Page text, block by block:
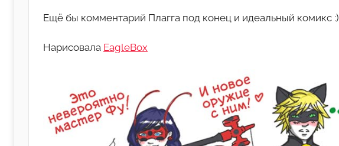
р
ё
м
Ещё бы комментарий Плагга под конец и идеальный комикс :)
Нарисовала EagleBox